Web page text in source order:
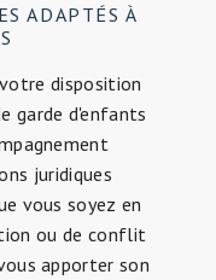
ADAPTÉS À
disposition
garde d'enfants
juridiques
vous soyez en
ou de conflit
apporter son